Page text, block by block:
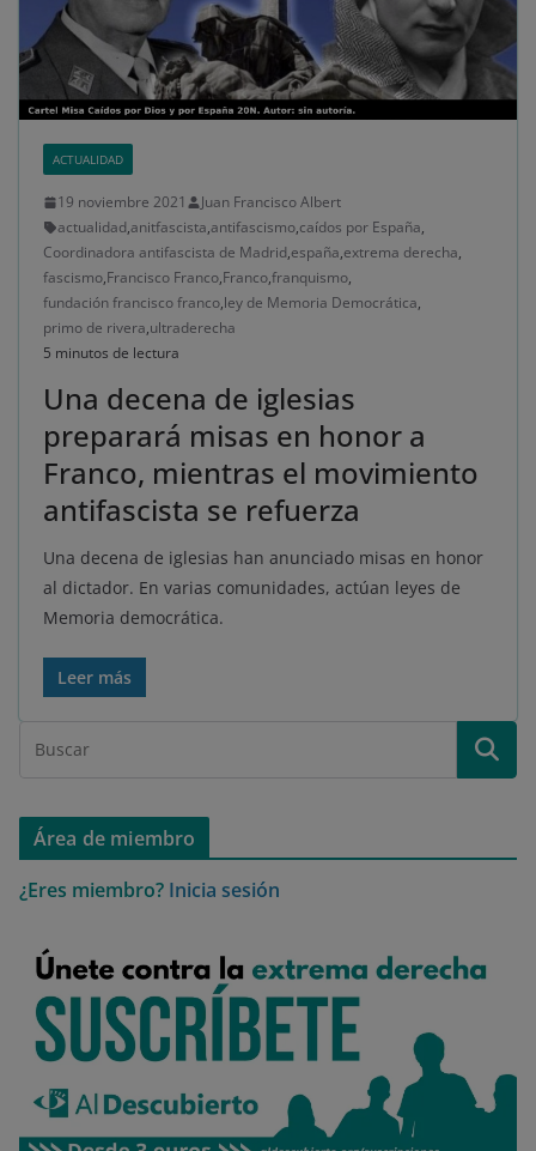
ACTUALIDAD
19 noviembre 2021
Juan Francisco Albert
actualidad,anitfascista,antifascismo,caídos por España,
Coordinadora antifascista de Madrid,españa,extrema derecha,
fascismo,Francisco Franco,Franco,franquismo,
fundación francisco franco,ley de Memoria Democrática,
primo de rivera,ultraderecha
5 minutos de lectura
Una decena de iglesias
preparará misas en honor a
Franco, mientras el movimiento
antifascista se refuerza
Una decena de iglesias han anunciado misas en honor
al dictador. En varias comunidades, actúan leyes de
Memoria democrática.
Leer más
Área de miembro
¿Eres miembro? Inicia sesión